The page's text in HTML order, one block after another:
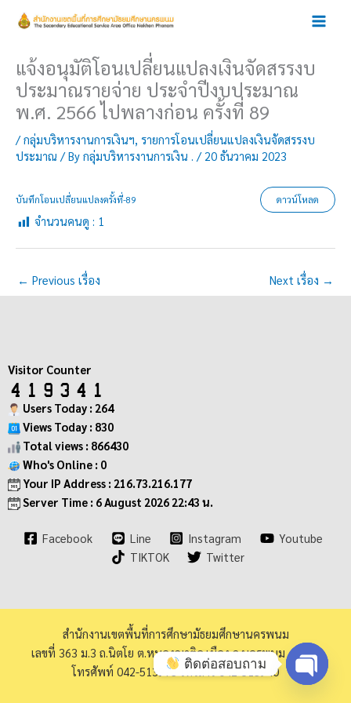
แจ้งอนุมัติโอนเปลี่ยนแปลงเงินจัดสรรงบ
ประมาณรายจ่าย ประจำปีงบประมาณ
พ.ศ. 2566 ไปพลางก่อน ครั้งที่ 89
/กลุ่มบริหารงานการเงินฯ, รายการโอนเปลี่ยนแปลงเงินจัดสรรงบ
ประมาณ / By กลุ่มบริหารงานการเงิน . / 20 ธันวาคม 2023
บันทึกโอนเปลี่ยนแปลงครั้งที่-89 ดาวน์โหลด
จำนวนคนดู : 1
← Previous เรื่อง Next เรื่อง →
Visitor Counter
Users Today : 264
Views Today : 830
Total views : 866430
Who's Online : 0
Your IP Address : 216.73.216.177
Server Time : 6 August 2026 22:43 น.
Facebook Line Instagram
Youtube
TIKTOK
Twitter
สำนักงานเขตพื้นที่การศึกษามัธยมศึกษานครพนม
เลขที่ 363 ม.3 ถ.นิตโย ต.หนองญาติอ.เมือง จ.นครพนม 48000
โทรศัพท์ 042-513973 โทรสาร 042-513940
ติดต่อสอบถาม
Open